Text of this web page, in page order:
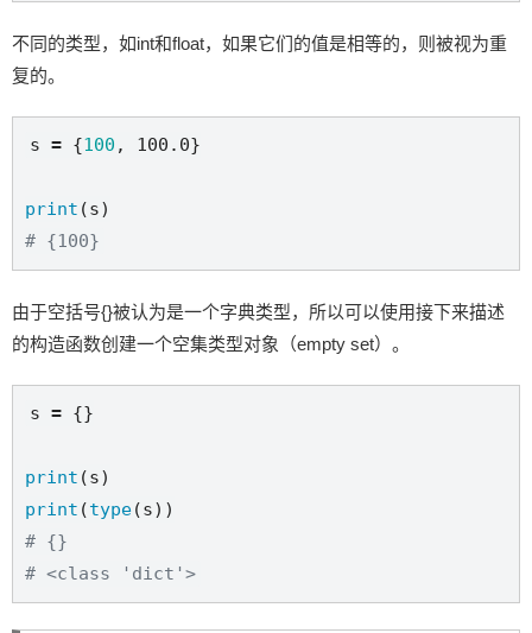
不同的类型，如int和float，如果它们的值是相等的，则被视为重
复的。
s = {100 , 100.0}
print
# {100}
由于空括号{}被认为是一个字典类型，所以可以使用接下来描述
的构造函数创建一个空集类型对象（empty set）。
s = {}
print
print (type
# {}
# <class 'dict'>